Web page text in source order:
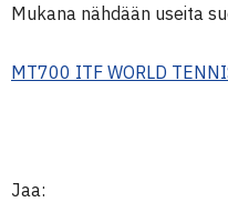
Mukana nähdään useita
MT700 ITF WORLD
Jaa: